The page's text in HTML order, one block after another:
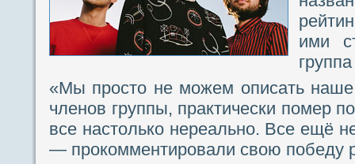
ими
«Мы просто не можем описать
членов группы, практически помер
все настолько нереально. Все ещё
— прокомментировали свою победу